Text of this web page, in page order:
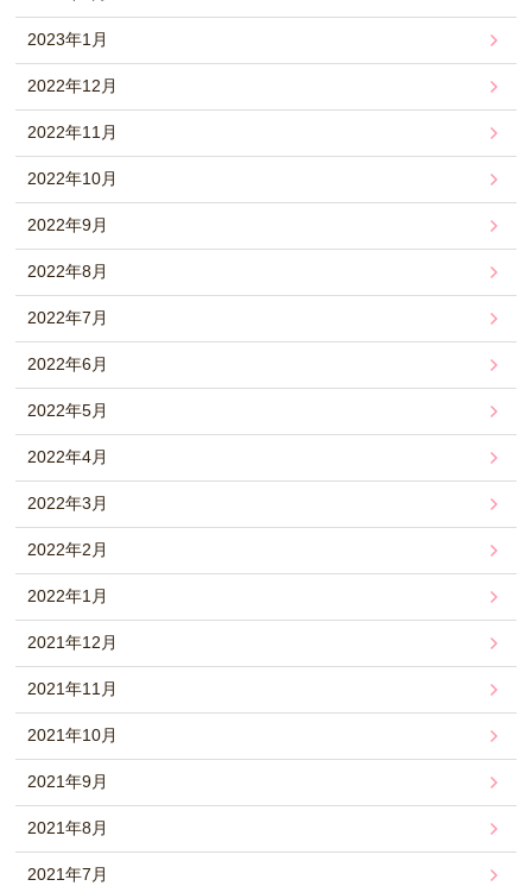
2023年1月
2022年12月
2022年11月
2022年10月
2022年9月
2022年8月
2022年7月
2022年6月
2022年5月
2022年4月
2022年3月
2022年2月
2022年1月
2021年12月
2021年11月
2021年10月
2021年9月
2021年8月
2021年7月